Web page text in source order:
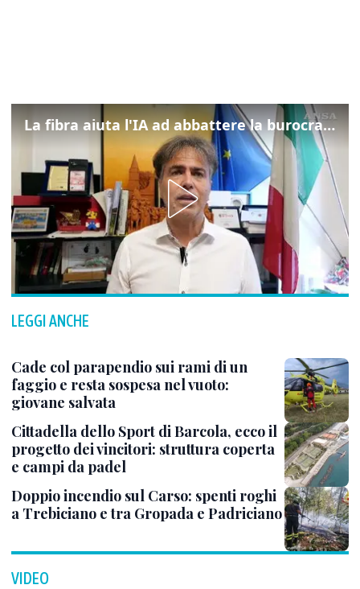
La fibra aiuta l'IA ad abbattere la burocrazia, progetto pilota in Veneto
LEGGI ANCHE
Cade col parapendio sui rami di un
faggio e resta sospesa nel vuoto:
giovane salvata
Cittadella dello Sport di Barcola, ecco il
progetto dei vincitori: struttura coperta
e campi da padel
Doppio incendio sul Carso: spenti roghi
a Trebiciano e tra Gropada e Padriciano
VIDEO